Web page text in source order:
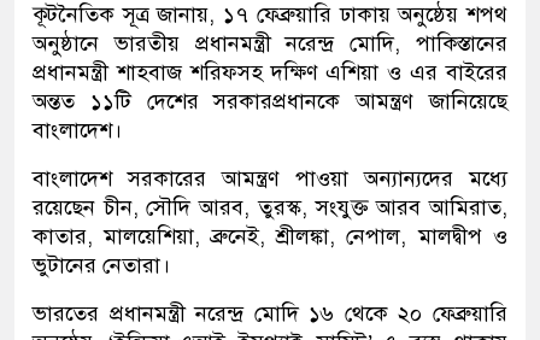
কূটনৈতিক সূত্র জানায়, ১৭ ফেব্রুয়ারি ঢাকায় অনুষ্ঠেয় শপথ
অনুষ্ঠানে ভারতীয় প্রধানমন্ত্রী নরেন্দ্র মোদি, পাকিস্তানের
প্রধানমন্ত্রী শাহবাজ শরিফসহ দক্ষিণ এশিয়া ও এর বাইরের
অন্তত ১১টি দেশের সরকারপ্রধানকে আমন্ত্রণ জানিয়েছে
বাংলাদেশ।
বাংলাদেশ সরকারের আমন্ত্রণ পাওয়া অন্যান্যদের মধ্যে
রয়েছেন চীন, সৌদি আরব, তুরস্ক, সংযুক্ত আরব আমিরাত,
কাতার, মালয়েশিয়া, ব্রুনেই, শ্রীলঙ্কা, নেপাল, মালদ্বীপ ও
ভুটানের নেতারা।
ভারতের প্রধানমন্ত্রী নরেন্দ্র মোদি ১৬ থেকে ২০ ফেব্রুয়ারি